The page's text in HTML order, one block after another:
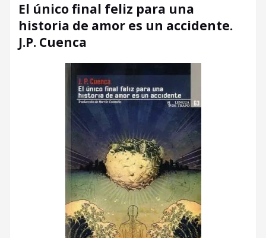
El único final feliz para una
historia de amor es un accidente.
J.P. Cuenca